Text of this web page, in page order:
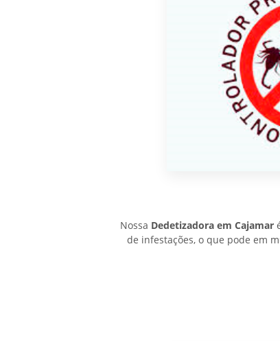
Nossa Dedetizadora em Cajamar
de infestações, o que pode em